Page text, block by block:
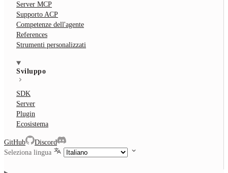
Server MCP
Supporto ACP
Competenze dell'agente
References
Strumenti personalizzati
Sviluppo
SDK
Server
Plugin
Ecosistema
GitHub
Discord
Seleziona lingua